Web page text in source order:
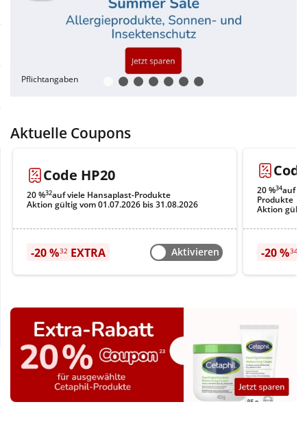
Sale
Täglich gut versorgt
Körperpflege & Kosmetik
Mutter & Kind
Nahrungsergänzung
Natur & Homöopathie
Sanitätshaus
Sport & Fitness
Wellness
Physiogel
Pflichtangaben
Aktuelle Coupons
Code HP20
20 %32auf viele Hansaplast-Produkte
Aktion gültig vom 01.07.2026 bis 31.08.2026
-20 %32EXTRA Aktivieren
20 %34auf
Produkte
Aktion
-20 %34